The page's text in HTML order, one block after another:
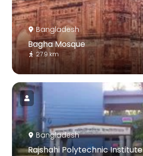
Bangladesh
Bagha Mosque
27.9 km
Bangladesh
Rajshahi Polytechnic Institute